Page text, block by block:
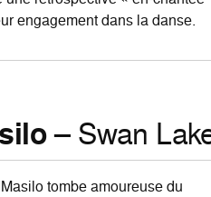
engagement dans la danse.
– Swan
tombe amoureuse du